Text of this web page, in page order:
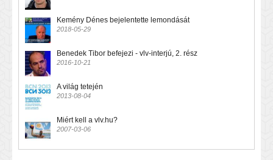
Kemény Dénes bejelentette lemondását
2018-05-29
Benedek Tibor befejezi - vlv-interjú, 2. rész
2016-10-21
A világ tetején
2013-08-04
Miért kell a vlv.hu?
2007-03-06